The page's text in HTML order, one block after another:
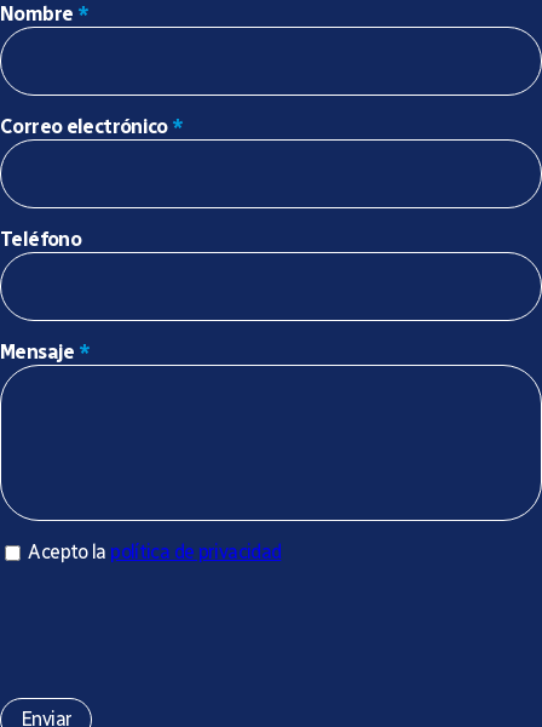
Nombre *
Correo electrónico *
Teléfono
Mensaje *
Acepto la política de privacidad
Acepto la política de privacidad